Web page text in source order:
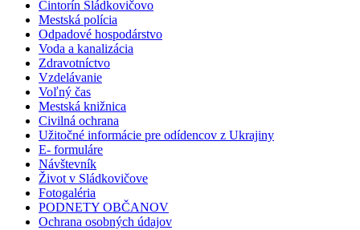
Cintorín Sládkovičovo
Mestská polícia
Odpadové hospodárstvo
Voda a kanalizácia
Zdravotníctvo
Vzdelávanie
Voľný čas
Mestská knižnica
Civilná ochrana
Užitočné informácie pre odídencov z Ukrajiny
E- formuláre
Návštevník
Život v Sládkovičove
Fotogaléria
PODNETY OBČANOV
Ochrana osobných údajov